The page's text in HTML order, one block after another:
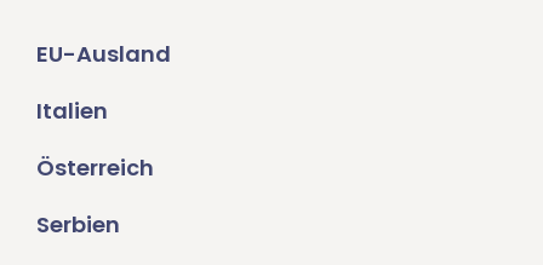
EU-Ausland
Italien
Österreich
Serbien